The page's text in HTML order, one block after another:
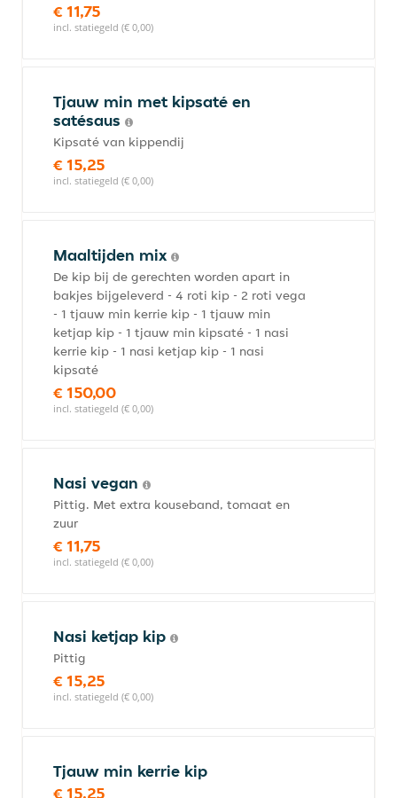
€ 11,75
incl. statiegeld (€ 0,00)
Tjauw min met kipsaté en
satésaus
Kipsaté van kippendij
€ 15,25
incl. statiegeld (€ 0,00)
Maaltijden mix
De kip bij de gerechten worden apart in
bakjes bijgeleverd - 4 roti kip - 2 roti vega
- 1 tjauw min kerrie kip - 1 tjauw min
ketjap kip - 1 tjauw min kipsaté - 1 nasi
kerrie kip - 1 nasi ketjap kip - 1 nasi
kipsaté
€ 150,00
incl. statiegeld (€ 0,00)
Nasi vegan
Pittig. Met extra kouseband, tomaat en
zuur
€ 11,75
incl. statiegeld (€ 0,00)
Nasi ketjap kip
Pittig
€ 15,25
incl. statiegeld (€ 0,00)
Tjauw min kerrie kip
€ 15,25